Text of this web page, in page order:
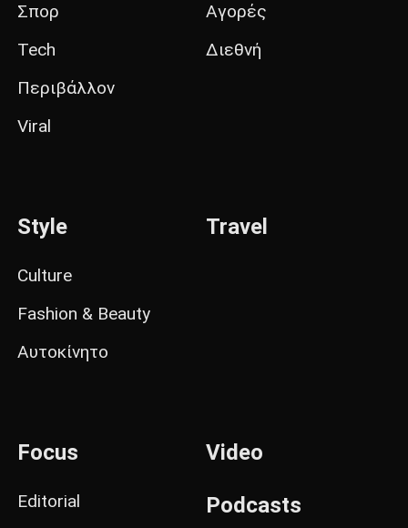
Σπορ
Tech
Περιβάλλον
Viral
Αγορές
Διεθνή
Style
Culture
Fashion & Beauty
Αυτοκίνητο
Travel
Focus
Editorial
Video
Podcasts